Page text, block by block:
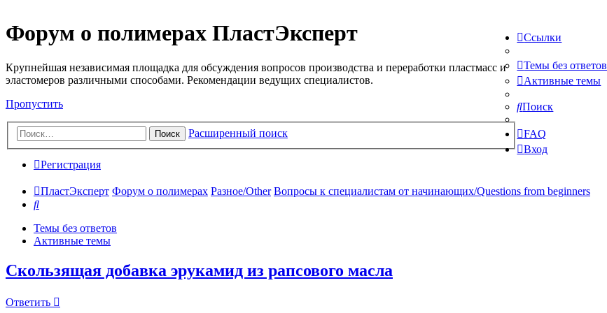
Форум о полимерах ПластЭксперт
Крупнейшая независимая площадка для обсуждения вопросов производства и переработки пластмасс и
эластомеров различными способами. Рекомендации ведущих специалистов.
Пропустить
Поиск Расширенный поиск
Ссылки
Темы без ответов
Активные темы
Поиск
FAQ
Вход
Регистрация
ПластЭксперт Форум о полимерах Разное/Other Вопросы к специалистам от начинающих/Questions from beginners
Поиск
Темы без ответов
Активные темы
Скользящая добавка эрукамид из рапсового масла
Ответить